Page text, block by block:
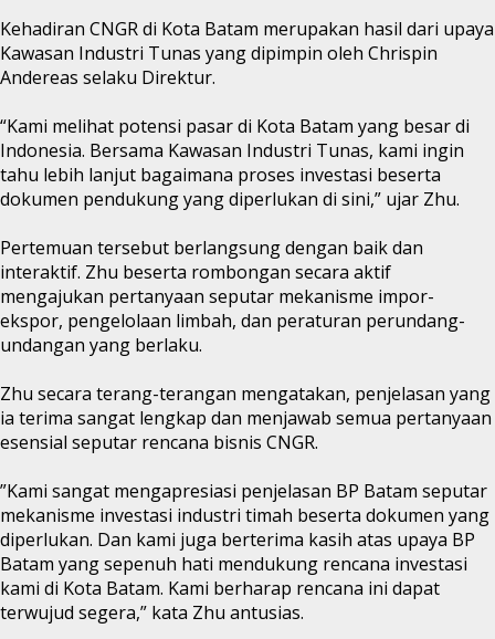
Kehadiran CNGR di Kota Batam merupakan hasil dari upaya
Kawasan Industri Tunas yang dipimpin oleh Chrispin
Andereas selaku Direktur.
“Kami melihat potensi pasar di Kota Batam yang besar di
Indonesia. Bersama Kawasan Industri Tunas, kami ingin
tahu lebih lanjut bagaimana proses investasi beserta
dokumen pendukung yang diperlukan di sini,” ujar Zhu.
Pertemuan tersebut berlangsung dengan baik dan
interaktif. Zhu beserta rombongan secara aktif
mengajukan pertanyaan seputar mekanisme impor-
ekspor, pengelolaan limbah, dan peraturan perundang-
undangan yang berlaku.
Zhu secara terang-terangan mengatakan, penjelasan yang
ia terima sangat lengkap dan menjawab semua pertanyaan
esensial seputar rencana bisnis CNGR.
”Kami sangat mengapresiasi penjelasan BP Batam seputar
mekanisme investasi industri timah beserta dokumen yang
diperlukan. Dan kami juga berterima kasih atas upaya BP
Batam yang sepenuh hati mendukung rencana investasi
kami di Kota Batam. Kami berharap rencana ini dapat
terwujud segera,” kata Zhu antusias.